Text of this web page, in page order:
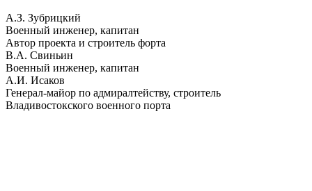
А.З. Зубрицкий
Военный инженер, капитан
Автор проекта и строитель форта
В.А. Свиньин
Военный инженер, капитан
А.И. Исаков
Генерал-майор по адмиралтейству, строитель
Владивостокского военного порта